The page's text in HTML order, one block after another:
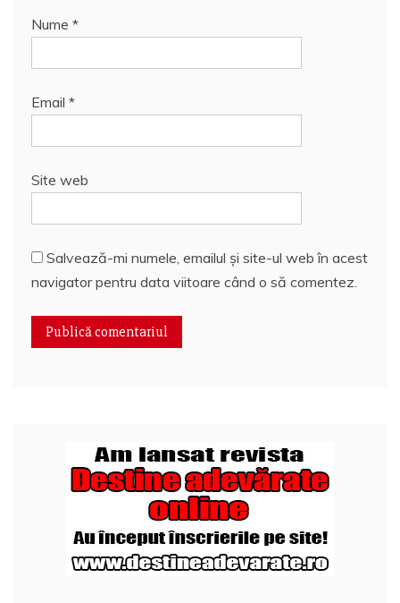
Nume *
Email *
Site web
Salvează-mi numele, emailul și site-ul web în acest
navigator pentru data viitoare când o să comentez.